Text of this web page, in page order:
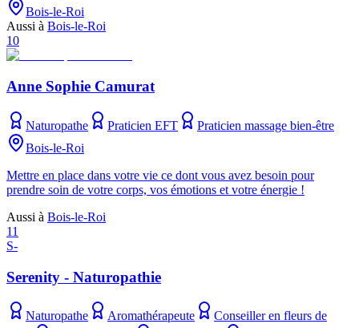
Bois-le-Roi
Aussi à Bois-le-Roi
10
Anne Sophie Camurat
Naturopathe Praticien EFT
Praticien massage bien-être
Bois-le-Roi
Mettre en place dans votre vie ce dont vous avez besoin pour
prendre soin de votre corps, vos émotions et votre énergie !
Aussi à Bois-le-Roi
11
S-
Serenity - Naturopathie
Naturopathe Aromathérapeute
Conseiller en fleurs de